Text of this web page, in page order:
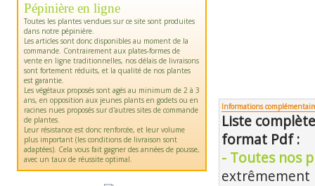
Pépinière en ligne
Toutes les plantes vendues sur ce site sont produites
dans notre pépinière.
Les articles sont donc disponibles au moment de la
commande. Contrairement aux plates-formes de
vente en ligne traditionnelles, nos délais de livraisons
sont fortement réduits, et la qualité de nos plantes
est garantie.
Les végétaux proposés sont agés au minimum de 2 à 3
ans, en opposition aux jeunes plants en godets ou en
racines nues proposés sur d'autres sites de commande
de plantes.
Leur résistance est donc renforcée, et leur volume
plus important (les conditions de livraison sont
adaptées). Cela vous fait gagner des années de pousse,
avec un taux de réussite optimal.
Informations
Liste
format Pdf :
- Toutes nos
extrêmement